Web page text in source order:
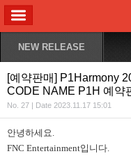
NEW RELEASE
[예약판매] P1Harmony
CODE NAME P1H 예약
No. 27 | Date 2023.11.17 15:01
안녕하세요.
FNC Entertainment입니다.